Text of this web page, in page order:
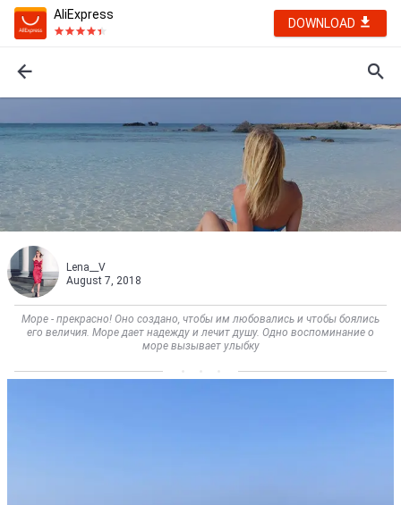
AliExpress
DOWNLOAD
Lena__V
August 7, 2018
Море - прекрасно! Оно создано, чтобы им любовались и чтобы боялись
его величия. Море дает надежду и лечит душу. Одно воспоминание о
море вызывает улыбку